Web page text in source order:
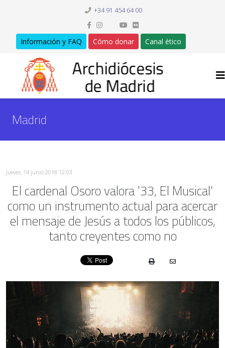
+34 91 454 64 00
Información y FAQ Cómo donar Canal ético
Madrid
Jueves, 14 junio 2018 12:03
El cardenal Osoro valora '33, El Musical'
como un instrumento actual para acercar
el mensaje de Jesús a todos los públicos,
tanto creyentes como no